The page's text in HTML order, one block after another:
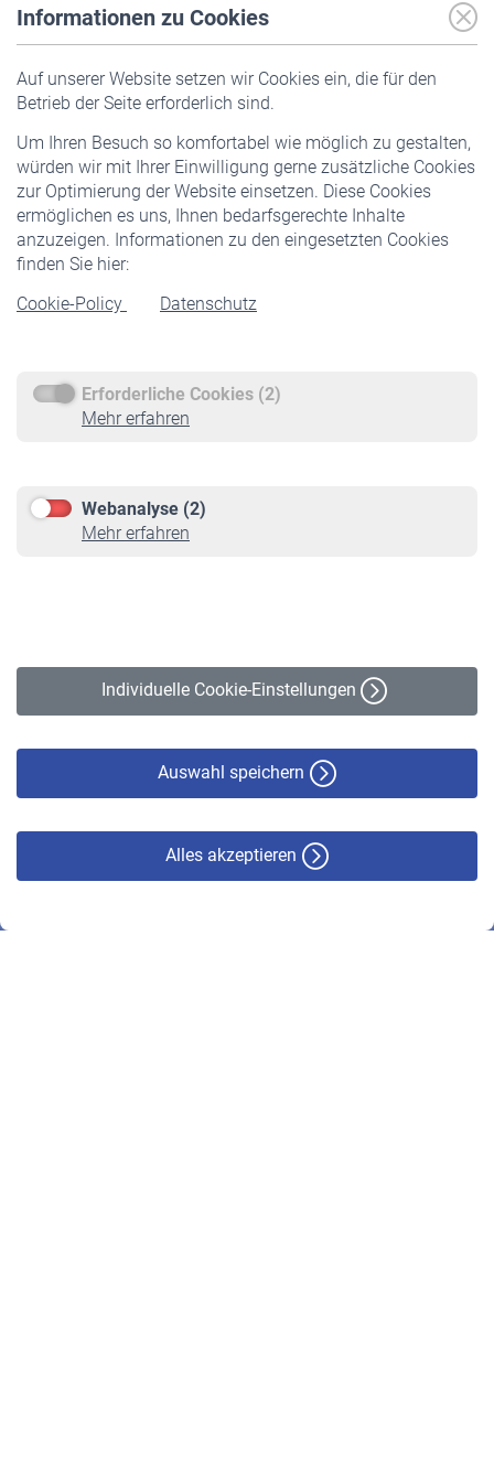
Informationen zu Cookies
Auf unserer Website setzen wir Cookies ein, die für den
Betrieb der Seite erforderlich sind.
Um Ihren Besuch so komfortabel wie möglich zu gestalten,
würden wir mit Ihrer Einwilligung gerne zusätzliche Cookies
zur Optimierung der Website einsetzen. Diese Cookies
ermöglichen es uns, Ihnen bedarfsgerechte Inhalte
anzuzeigen. Informationen zu den eingesetzten Cookies
finden Sie hier:
Cookie-Policy
Datenschutz
Erforderliche Cookies (2)
Mehr erfahren
Webanalyse (2)
Mehr erfahren
Individuelle Cookie-Einstellungen
Auswahl speichern
Alles akzeptieren
Pflichtversicherung
Staatliche Förderung
Veranstaltungen
Rentner
Rentenbeginn
Rente beantragen
Service
Informationen
Online-Rechner
VBLnewsletter
Erklärung zur Barrierefreiheit
© VBL 2026